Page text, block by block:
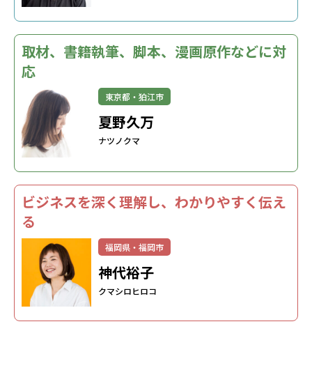
取材、書籍執筆、脚本、漫画原作などに対
応
東京都・狛江市
夏野久万
ナツノクマ
ビジネスを深く理解し、わかりやすく伝え
る
福岡県・福岡市
神代裕子
クマシロヒロコ